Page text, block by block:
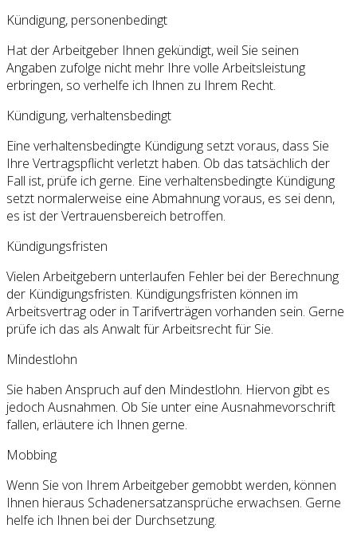
Kündigung, personenbedingt
Hat der Arbeitgeber Ihnen gekündigt, weil Sie seinen
Angaben zufolge nicht mehr Ihre volle Arbeitsleistung
erbringen, so verhelfe ich Ihnen zu Ihrem Recht.
Kündigung, verhaltensbedingt
Eine verhaltensbedingte Kündigung setzt voraus, dass Sie
Ihre Vertragspflicht verletzt haben. Ob das tatsächlich der
Fall ist, prüfe ich gerne. Eine verhaltensbedingte Kündigung
setzt normalerweise eine Abmahnung voraus, es sei denn,
es ist der Vertrauensbereich betroffen.
Kündigungsfristen
Vielen Arbeitgebern unterlaufen Fehler bei der Berechnung
der Kündigungsfristen. Kündigungsfristen können im
Arbeitsvertrag oder in Tarifverträgen vorhanden sein. Gerne
prüfe ich das als Anwalt für Arbeitsrecht für Sie.
Mindestlohn
Sie haben Anspruch auf den Mindestlohn. Hiervon gibt es
jedoch Ausnahmen. Ob Sie unter eine Ausnahmevorschrift
fallen, erläutere ich Ihnen gerne.
Mobbing
Wenn Sie von Ihrem Arbeitgeber gemobbt werden, können
Ihnen hieraus Schadenersatzansprüche erwachsen. Gerne
helfe ich Ihnen bei der Durchsetzung.